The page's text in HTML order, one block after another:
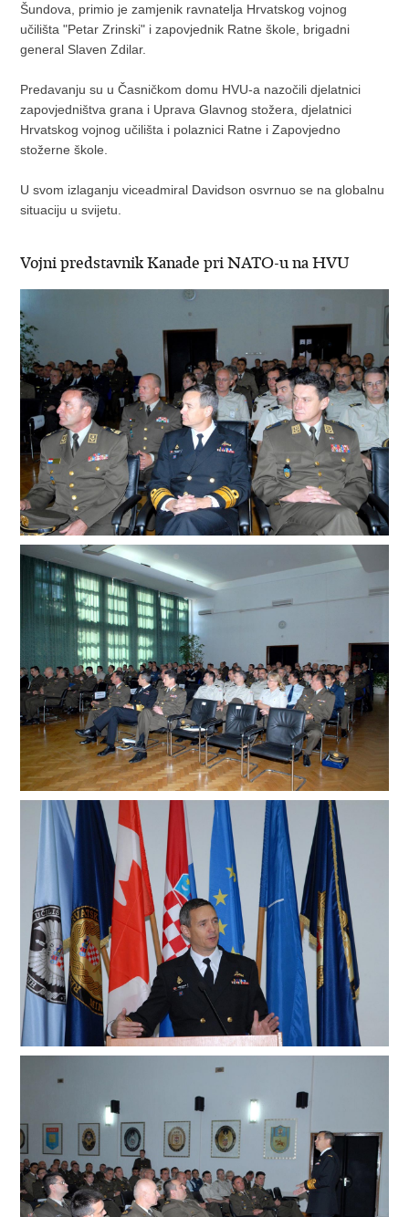
Šundova, primio je zamjenik ravnatelja Hrvatskog vojnog
učilišta "Petar Zrinski" i zapovjednik Ratne škole, brigadni
general Slaven Zdilar.
Predavanju su u Časničkom domu HVU-a nazočili djelatnici
zapovjedništva grana i Uprava Glavnog stožera, djelatnici
Hrvatskog vojnog učilišta i polaznici Ratne i Zapovjedno
stožerne škole.
U svom izlaganju viceadmiral Davidson osvrnuo se na globalnu
situaciju u svijetu.
Vojni predstavnik Kanade pri NATO-u na HVU